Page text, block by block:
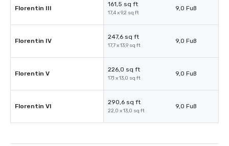
Florentin III
161,5 sq ft
17,4 x 9,2 sq ft
9,0 Fuß
Florentin IV
247,6 sq ft
17,7 x 13,9 sq ft
9,0 Fuß
Florentin V
226,0 sq ft
17,1 x 13,0 sq ft
9,0 Fuß
Florentin VI
290,6 sq ft
22,0 x 13,0 sq ft
9,0 Fuß